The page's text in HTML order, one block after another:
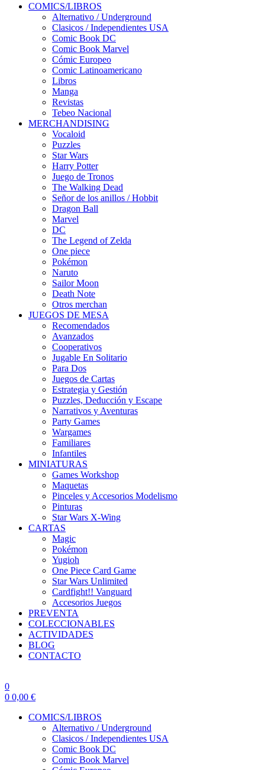
COMICS/LIBROS
Alternativo / Underground
Clasicos / Independientes USA
Comic Book DC
Comic Book Marvel
Cómic Europeo
Comic Latinoamericano
Libros
Manga
Revistas
Tebeo Nacional
MERCHANDISING
Vocaloid
Puzzles
Star Wars
Harry Potter
Juego de Tronos
The Walking Dead
Señor de los anillos / Hobbit
Dragon Ball
Marvel
DC
The Legend of Zelda
One piece
Pokémon
Naruto
Sailor Moon
Death Note
Otros merchan
JUEGOS DE MESA
Recomendados
Avanzados
Cooperativos
Jugable En Solitario
Para Dos
Juegos de Cartas
Estrategia y Gestión
Puzzles, Deducción y Escape
Narrativos y Aventuras
Party Games
Wargames
Familiares
Infantiles
MINIATURAS
Games Workshop
Maquetas
Pinceles y Accesorios Modelismo
Pinturas
Star Wars X-Wing
CARTAS
Magic
Pokémon
Yugioh
One Piece Card Game
Star Wars Unlimited
Cardfight!! Vanguard
Accesorios Juegos
PREVENTA
COLECCIONABLES
ACTIVIDADES
BLOG
CONTACTO
0
0 0,00 €
COMICS/LIBROS
Alternativo / Underground
Clasicos / Independientes USA
Comic Book DC
Comic Book Marvel